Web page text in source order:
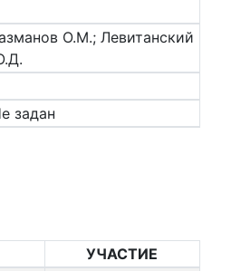
О.М.; Левитанский
задан
УЧАСТИЕ